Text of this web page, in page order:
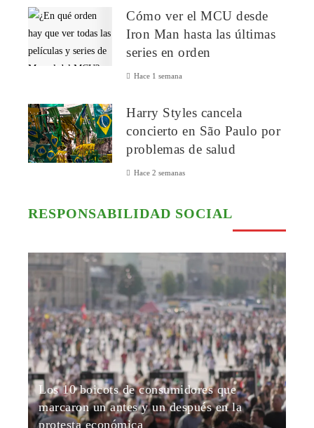
Cómo ver el MCU desde
Iron Man hasta las últimas
series en orden
Hace 1 semana
Harry Styles cancela
concierto en São Paulo por
problemas de salud
Hace 2 semanas
RESPONSABILIDAD SOCIAL
Los 10 boicots de consumidores que
marcaron un antes y un después en la
protesta económica